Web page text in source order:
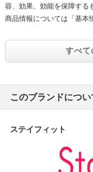
容、効果、効能を保障する
商品情報については「基本
すべて
このブランドについ
ステイフィット